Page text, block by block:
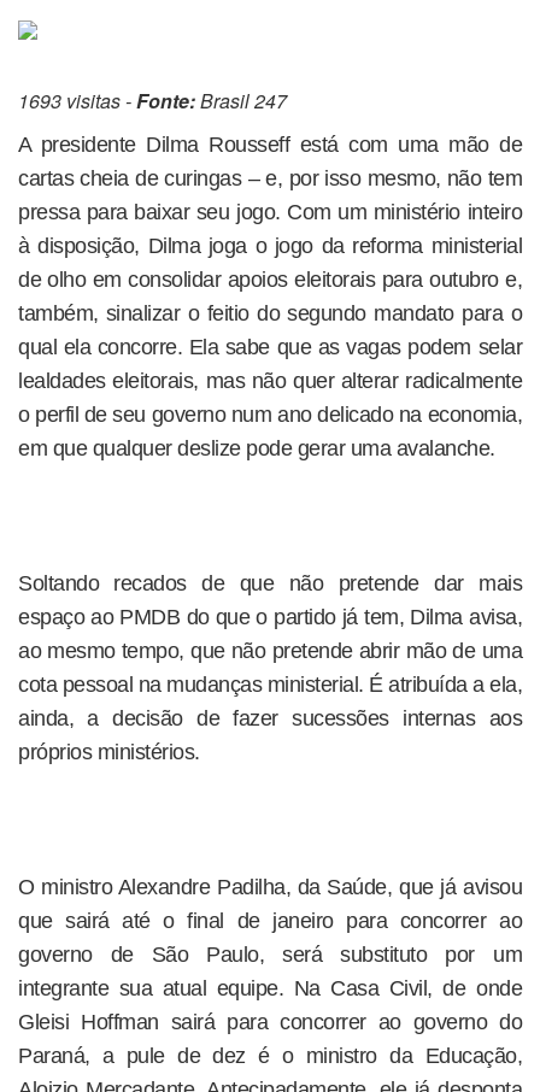
1693 visitas -Fonte:Brasil 247
A presidente Dilma Rousseff está com uma mão de
cartas cheia de curingas – e, por isso mesmo, não tem
pressa para baixar seu jogo. Com um ministério inteiro
à disposição, Dilma joga o jogo da reforma ministerial
de olho em consolidar apoios eleitorais para outubro e,
também, sinalizar o feitio do segundo mandato para o
qual ela concorre. Ela sabe que as vagas podem selar
lealdades eleitorais, mas não quer alterar radicalmente
o perfil de seu governo num ano delicado na economia,
em que qualquer deslize pode gerar uma avalanche.
Soltando recados de que não pretende dar mais
espaço ao PMDB do que o partido já tem, Dilma avisa,
ao mesmo tempo, que não pretende abrir mão de uma
cota pessoal na mudanças ministerial. É atribuída a ela,
ainda, a decisão de fazer sucessões internas aos
próprios ministérios.
O ministro Alexandre Padilha, da Saúde, que já avisou
que sairá até o final de janeiro para concorrer ao
governo de São Paulo, será substituto por um
integrante sua atual equipe. Na Casa Civil, de onde
Gleisi Hoffman sairá para concorrer ao governo do
Paraná, a pule de dez é o ministro da Educação,